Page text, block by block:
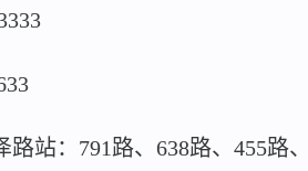
站：791路、638路、455路